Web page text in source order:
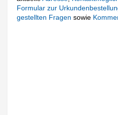
Formular zur
gestellten Fragen sowie